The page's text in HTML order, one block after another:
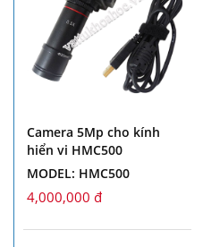
Camera 5Mp cho kính
hiển vi HMC500
MODEL: HMC500
4,000,000 đ